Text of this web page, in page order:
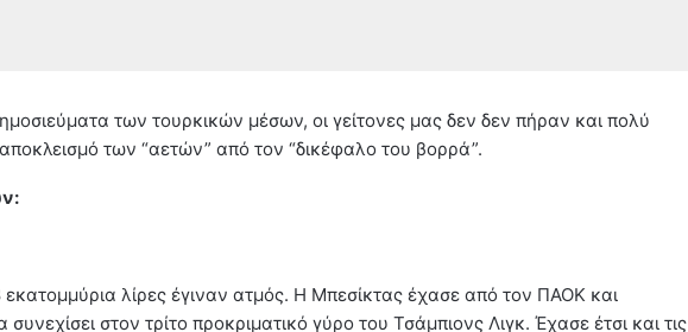
των τουρκικών μέσων, οι γείτονες μας δεν δεν πήραν και πολύ
των “αετών” από τον “δικέφαλο του βορρά”.
λίρες έγιναν ατμός. Η Μπεσίκτας έχασε από τον ΠΑΟΚ και
συνεχίσει στον τρίτο προκριματικό γύρο του Τσάμπιονς Λιγκ. Έχασε έτσι και τις